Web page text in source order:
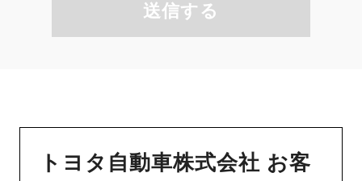
送信する
トヨタ自動車株式会社 お客